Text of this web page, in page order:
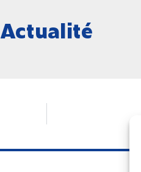
Actualité